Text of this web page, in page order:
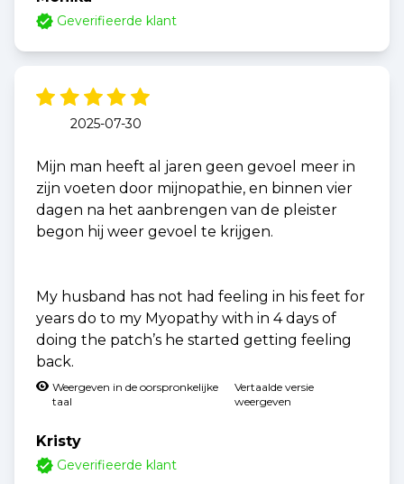
Geverifieerde klant
2025-07-30
Mijn man heeft al jaren geen gevoel meer in
zijn voeten door mijnopathie, en binnen vier
dagen na het aanbrengen van de pleister
begon hij weer gevoel te krijgen.
My husband has not had feeling in his feet for
years do to my Myopathy with in 4 days of
doing the patch’s he started getting feeling
back.
Weergeven in de oorspronkelijke
taal
Vertaalde versie
weergeven
Kristy
Geverifieerde klant